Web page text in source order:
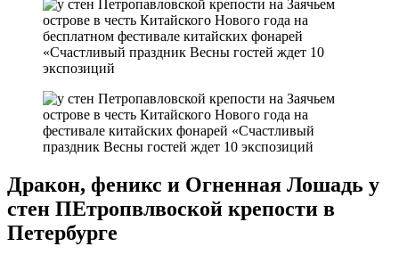
Дракон, феникс и Огненная Лошадь у
стен ПЕтропвлвоской крепости в
Петербурге